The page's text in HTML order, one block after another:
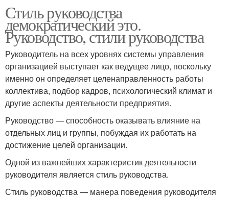
Стиль руководства
демократический это.
Руководство, стили руководства
Руководитель на всех уровнях системы управления
организацией выступает как ведущее лицо, поскольку
именно он определяет целенаправленность работы
коллектива, подбор кадров, психологический климат и
другие аспекты деятельности предприятия.
Руководство — способность оказывать влияние на
отдельных лиц и группы, побуждая их работать на
достижение целей организации.
Одной из важнейших характеристик деятельности
руководителя является стиль руководства.
Стиль руководства — манера поведения руководителя